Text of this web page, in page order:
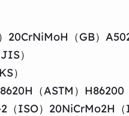
（GB）
）
）
（ASTM）H86200
ISO）20NiCrMo2H（